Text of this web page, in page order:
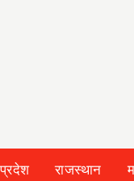
राजस्थान